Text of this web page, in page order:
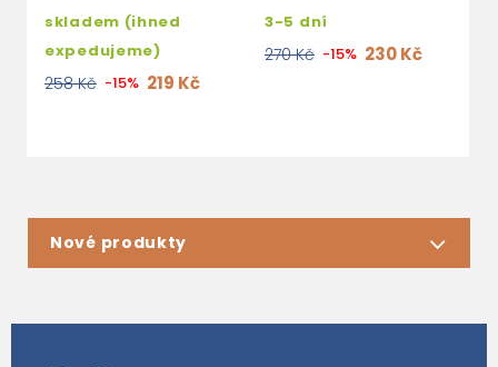
skladem (ihned
expedujeme)
258 Kč -15% 219 Kč
3-5 dní
270 Kč -15% 230 Kč
Nové produkty